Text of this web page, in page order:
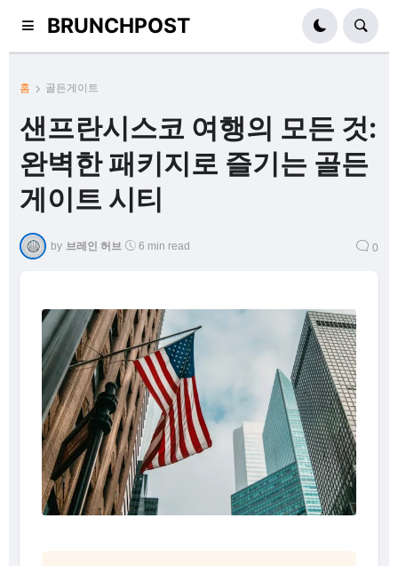
BRUNCHPOST
홈 골든게이트
샌프란시스코 여행의 모든 것:
완벽한 패키지로 즐기는 골든
게이트 시티
by 브레인 허브 6 min read 0